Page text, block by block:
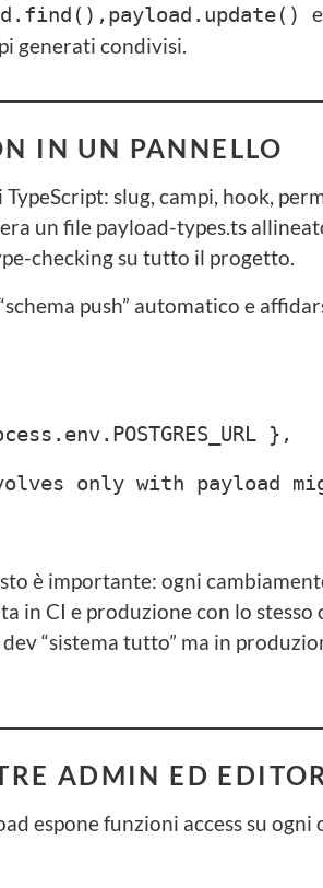
generati condivisi.
IN UN PANNELLO
slug, campi, hook,
un file payload-types.ts
checking su tutto il progetto.
push” automatico e
},
only with payload
è importante: ogni
in CI e produzione con lo stesso
“sistema tutto” ma in
ADMIN ED
espone funzioni access su ogni